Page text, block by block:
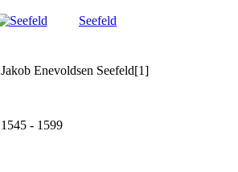
Seefeld
Jakob Enevoldsen Seefeld[1]
1545 - 1599